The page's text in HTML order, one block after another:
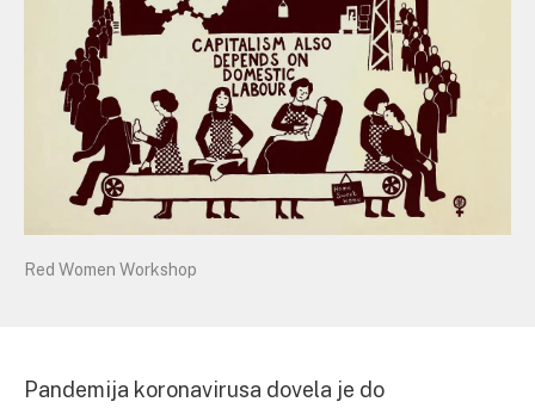
Red Women Workshop
Pandemija koronavirusa dovela je do